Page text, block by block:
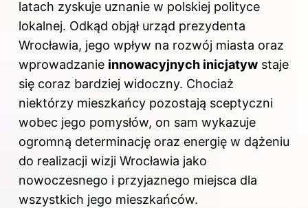
latach zyskuje uznanie w polskiej polityce
lokalnej. Odkąd objął urząd prezydenta
Wrocławia, jego wpływ na rozwój miasta oraz
wprowadzanie innowacyjnych inicjatyw staje
się coraz bardziej widoczny. Chociaż
niektórzy mieszkańcy pozostają sceptyczni
wobec jego pomysłów, on sam wykazuje
ogromną determinację oraz energię w dążeniu
do realizacji wizji Wrocławia jako
nowoczesnego i przyjaznego miejsca dla
wszystkich jego mieszkańców.